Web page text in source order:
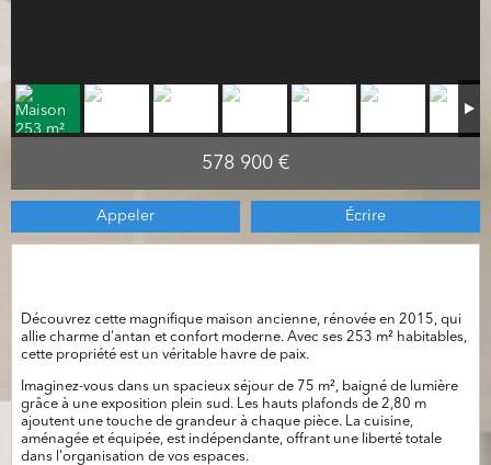
578 900 €
Appeler Écrire
Découvrez cette magnifique maison ancienne, rénovée en 2015, qui
allie charme d'antan et confort moderne. Avec ses 253 m² habitables,
cette propriété est un véritable havre de paix.
Imaginez-vous dans un spacieux séjour de 75 m², baigné de lumière
grâce à une exposition plein sud. Les hauts plafonds de 2,80 m
ajoutent une touche de grandeur à chaque pièce. La cuisine,
aménagée et équipée, est indépendante, offrant une liberté totale
dans l'organisation de vos espaces.